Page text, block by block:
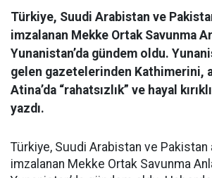
Türkiye, Suudi Arabistan ve
imzalanan Mekke Ortak Savunma
Yunanistan’da gündem oldu.
gelen gazetelerinden Kathimerini,
Atina’da “rahatsızlık” ve hayal
yazdı.
Türkiye, Suudi Arabistan ve Pakistan
imzalanan Mekke Ortak Savunma